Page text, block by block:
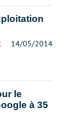
14/05/2014
le
à 35